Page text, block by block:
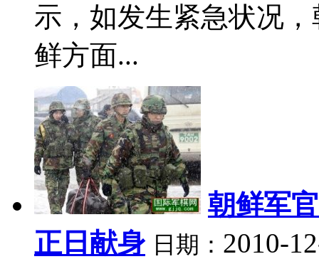
示，如发生紧急状况
鲜方面...
朝鲜军
正日献身 日期： 2010-